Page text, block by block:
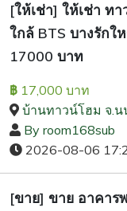
[ให้เช่า] ให้เช่า ท
ใกล้ BTS บางรักใ
17000 บาท
฿ 17,000 บาท
บ้านทาวน์โฮม จ.น
By room168sub
2026-08-06
[ขาย] ขาย อาคา